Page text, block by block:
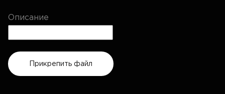
Описание
Прикрепить файл